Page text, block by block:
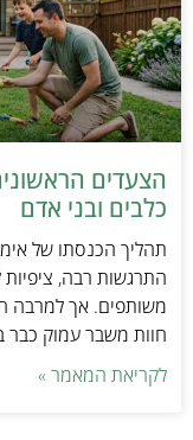
הצעדים
כלבים ובני אדם
תהליך הכנסתו של
התרגשות רבה, ציפיות
משותפים. אך למרבה
חוות משבר עמוק כבר
לקריאת המאמר »